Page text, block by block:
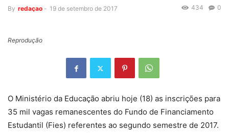
By redaçao - 19 de setembro de 2017 0
434
Reprodução
O Ministério da Educação abriu hoje (18) as inscrições para
35 mil vagas remanescentes do Fundo de Financiamento
Estudantil (Fies) referentes ao segundo semestre de 2017.